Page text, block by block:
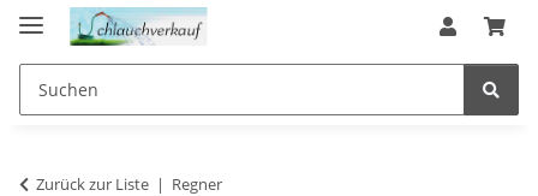
Zurück zur Liste Regner